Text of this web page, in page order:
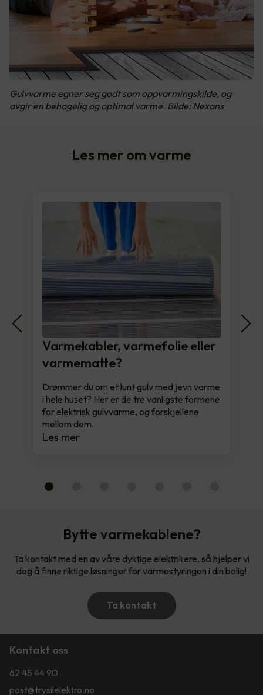
Gulvvarme egner seg godt som oppvarmingskilde, og
avgir en behagelig og optimal varme. Bilde: Nexans
Les mer om varme
Varmekabler, varmefolie eller
varmematte?
Drømmer du om et lunt gulv med jevn varme
i hele huset? Her er de tre vanligste formene
for elektrisk gulvvarme, og forskjellene
mellom dem.
Les mer
Bytte varmekablene?
Ta kontakt med en av våre dyktige elektrikere, så hjelper vi
deg å finne riktige løsninger for varmestyringen i din bolig!
Ta kontakt
Kontakt oss
62 45 44 90
post@trysilelektro.no